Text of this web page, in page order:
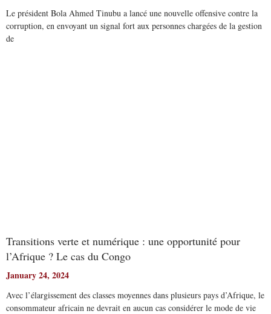
Le président Bola Ahmed Tinubu a lancé une nouvelle offensive contre la
corruption, en envoyant un signal fort aux personnes chargées de la gestion
de
Transitions verte et numérique : une opportunité pour
l’Afrique ? Le cas du Congo
January 24, 2024
Avec l’élargissement des classes moyennes dans plusieurs pays d’Afrique, le
consommateur africain ne devrait en aucun cas considérer le mode de vie